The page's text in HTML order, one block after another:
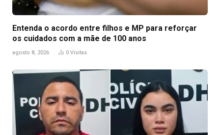
Entenda o acordo entre filhos e MP para reforçar
os cuidados com a mãe de 100 anos
agosto 8, 2026 0 Visitas